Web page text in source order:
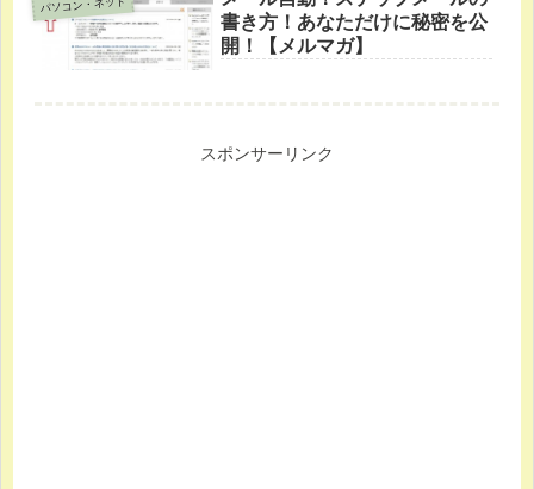
パソコン・ネット
書き方！あなただけに秘密を公
開！【メルマガ】
スポンサーリンク